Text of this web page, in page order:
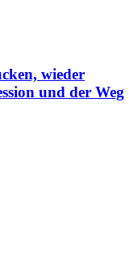
wieder
und der Weg